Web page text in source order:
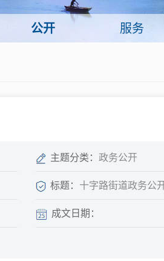
依申请公开
公开 服务
主题分类： 政务公开
标题： 十字路街道政务公
成文日期：